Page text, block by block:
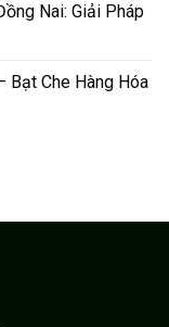
Nai: Giải Pháp
Bạt Che Hàng Hóa